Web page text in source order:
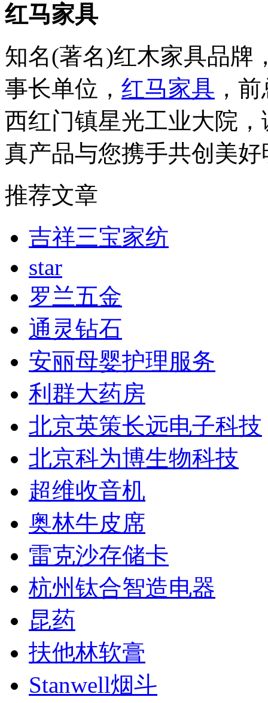
红马家具
知名(著名)红木家具品牌
事长单位， 红马家具 ，
西红门镇星光工业大院
真产品与您携手共创美好
推荐文章
吉祥三宝家纺
star
罗兰五金
通灵钻石
安丽母婴护理服务
利群大药房
北京英策长远电子科技
北京科为博生物科技
超维收音机
奥林牛皮席
雷克沙存储卡
杭州钛合智造电器
昆药
扶他林软膏
Stanwell烟斗